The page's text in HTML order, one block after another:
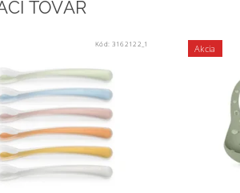
TOVAR
Kód: 3162122_1 Akcia